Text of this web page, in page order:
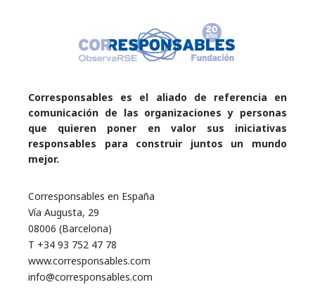
Corresponsables es el aliado de referencia en
comunicación de las organizaciones y personas
que quieren poner en valor sus iniciativas
responsables para construir juntos un mundo
mejor.
Corresponsables en España
Vía Augusta, 29
08006 (Barcelona)
T +34 93 752 47 78
www.corresponsables.com
info@corresponsables.com